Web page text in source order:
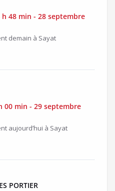
h 48 min - 28 septembre
demain à Sayat
00 min - 29 septembre
aujourd’hui à Sayat
PORTIER